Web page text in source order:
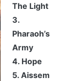
The Light
3.
Pharaoh’s
Army
4. Hope
5. Aissem